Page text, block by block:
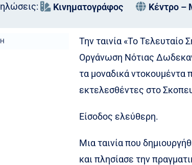
Κινηματογράφος Κέντρο –
Την ταινία «Το
Οργάνωση Νότιας
τα μοναδικά ντοκουμέντα
εκτελεσθέντες στο
Είσοδος ελεύθερη.
Μια ταινία που
και πλησίασε την